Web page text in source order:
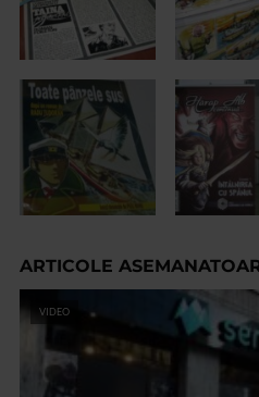
ARTICOLE
VIDEO